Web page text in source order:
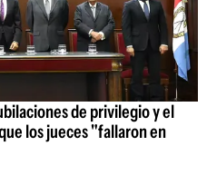
de privilegio y el
los jueces "fallaron en